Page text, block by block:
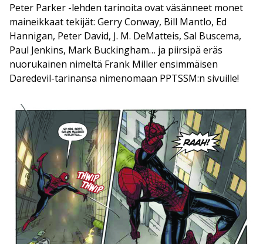
Peter Parker -lehden tarinoita ovat väsänneet monet
maineikkaat tekijät: Gerry Conway, Bill Mantlo, Ed
Hannigan, Peter David, J. M. DeMatteis, Sal Buscema,
Paul Jenkins, Mark Buckingham… ja piirsipä eräs
nuorukainen nimeltä Frank Miller ensimmäisen
Daredevil-tarinansa nimenomaan PPTSSM:n sivuille!